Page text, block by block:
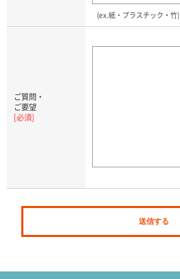
(ex.紙・プラスチック・竹)
ご質問・
ご要望
[必須]